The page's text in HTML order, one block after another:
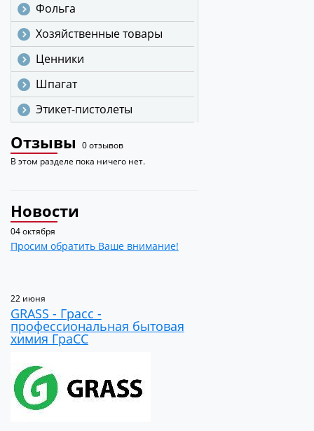
Фольга
Хозяйственные товары
Ценники
Шпагат
Этикет-пистолеты
Отзывы 0 отзывов
В этом разделе пока ничего нет.
Новости
04 октября
Просим обратить Ваше внимание!
22 июня
GRASS - Грасс -
профессиональная бытовая
химия ГраСС